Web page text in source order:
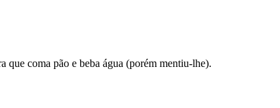
que coma pão e beba água (porém mentiu-lhe).